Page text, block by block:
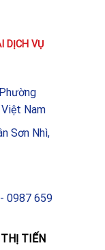
DỊCH VỤ
Nam
Sơn Nhì,
0987 659
TIẾN